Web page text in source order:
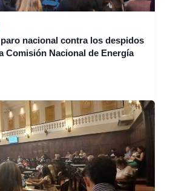
nacional contra los despidos
Comisión Nacional de Energía